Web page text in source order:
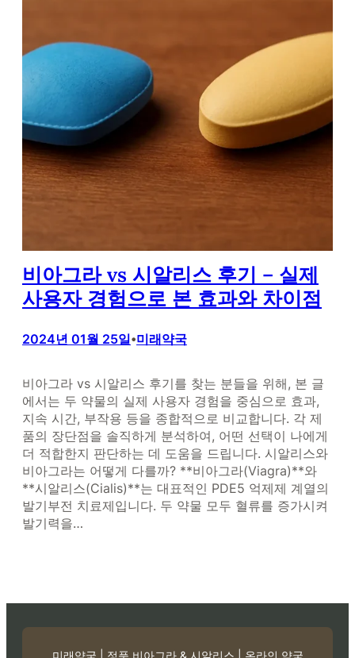
비아그라 vs 시알리스 후기 – 실제
사용자 경험으로 본 효과와 차이점
2024년 01월 25일•미래약국
비아그라 vs 시알리스 후기를 찾는 분들을 위해, 본 글
에서는 두 약물의 실제 사용자 경험을 중심으로 효과,
지속 시간, 부작용 등을 종합적으로 비교합니다. 각 제
품의 장단점을 솔직하게 분석하여, 어떤 선택이 나에게
더 적합한지 판단하는 데 도움을 드립니다. 시알리스와
비아그라는 어떻게 다를까? **비아그라(Viagra)**와
**시알리스(Cialis)**는 대표적인 PDE5 억제제 계열의
발기부전 치료제입니다. 두 약물 모두 혈류를 증가시켜
발기력을…
미래약국 | 정품 비아그라 & 시알리스 | 온라인 약국